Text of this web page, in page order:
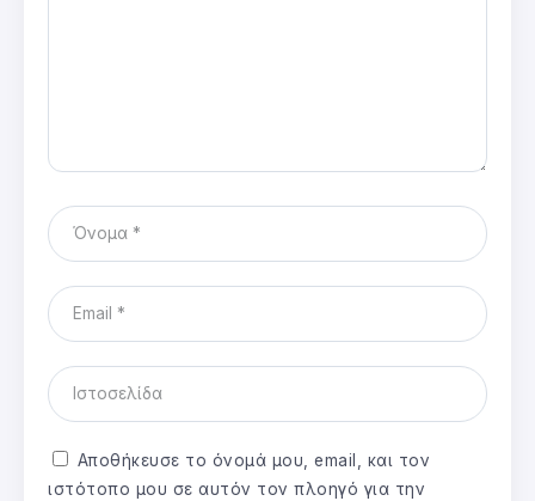
Αποθήκευσε το όνομά μου, email, και τον
ιστότοπο μου σε αυτόν τον πλοηγό για την